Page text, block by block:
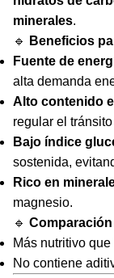
minerales.
🔹
Beneficios
Fuente de
alta demanda
Alto contenido
regular el
Bajo índice
sostenida,
Rico en
magnesio.
🔹
Más nutritivo
No contiene